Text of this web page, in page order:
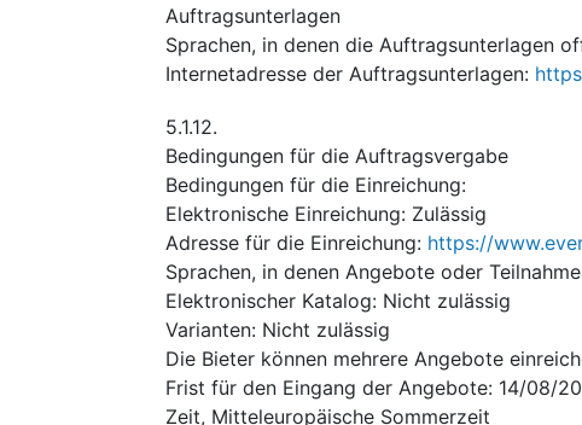
Auftragsunterlagen
Sprachen, in denen die Auftragsunterlagen
Internetadresse der Auftragsunterlagen:
5.1.12.
Bedingungen für die Auftragsvergabe
Bedingungen für die Einreichung:
Elektronische Einreichung: Zulässig
Adresse für die Einreichung: https://
Sprachen, in denen Angebote oder
Elektronischer Katalog: Nicht zulässig
Varianten: Nicht zulässig
Die Bieter können mehrere Angebote
Frist für den Eingang der Angebote: 14/08/
Zeit, Mitteleuropäische Sommerzeit